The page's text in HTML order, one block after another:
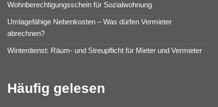
Wohnberechtigungsschein für Sozialwohnung
Umlagefähige Nebenkosten – Was dürfen Vermieter
abrechnen?
Winterdienst: Räum- und Streupflicht für Mieter und Vermieter
Häufig gelesen